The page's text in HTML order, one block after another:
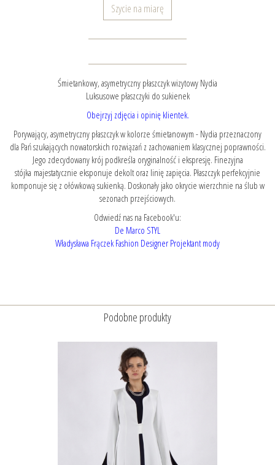
Szycie na miarę
Śmietankowy, asymetryczny płaszczyk wizytowy Nydia
Luksusowe płaszczyki do sukienek
Obejrzyj zdjęcia i opinię klientek.
Porywający, asymetryczny płaszczyk w kolorze śmietanowym - Nydia przeznaczony
dla Pań szukających nowatorskich rozwiązań z zachowaniem klasycznej poprawności.
Jego zdecydowany krój podkreśla oryginalność i ekspresję. Finezyjna
stójka majestatycznie eksponuje dekolt oraz linię zapięcia. Płaszczyk perfekcyjnie
komponuje się z ołówkową sukienką. Doskonały jako okrycie wierzchnie na ślub w
sezonach przejściowych.
Odwiedź nas na Facebook'u:
De Marco STYL
Władysława Frączek Fashion Designer Projektant mody
Podobne produkty